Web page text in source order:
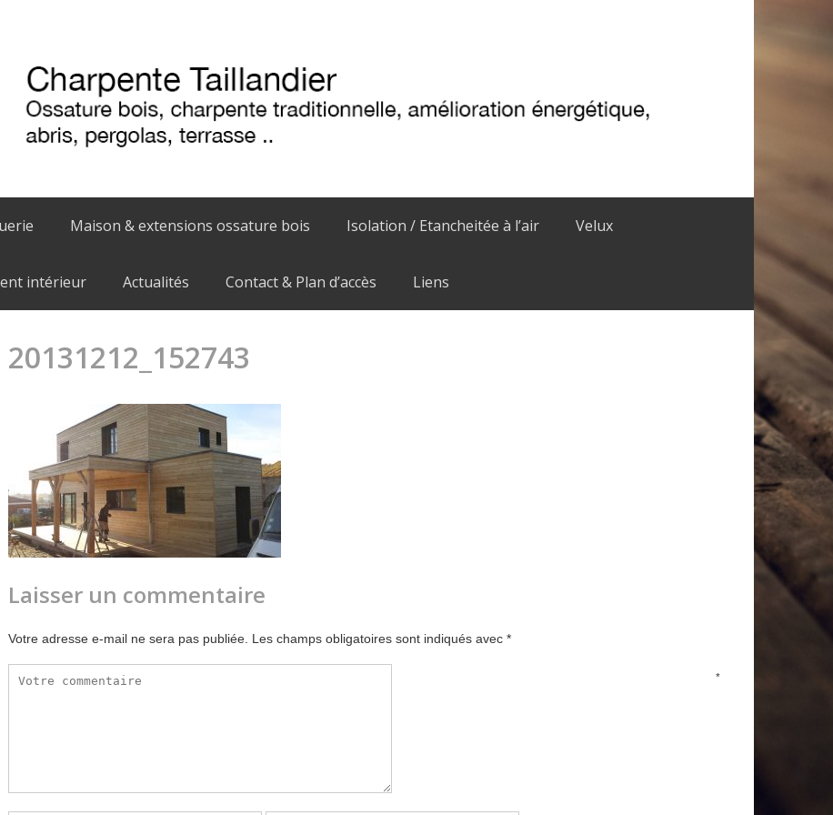
Maison & extensions ossature bois Isolation / Etancheitée à l’air Velux
intérieur Actualités Contact & Plan d’accès Liens
20131212_152743
Laisser un commentaire
Votre adresse e-mail ne sera pas publiée. Les champs obligatoires sont indiqués avec *
*